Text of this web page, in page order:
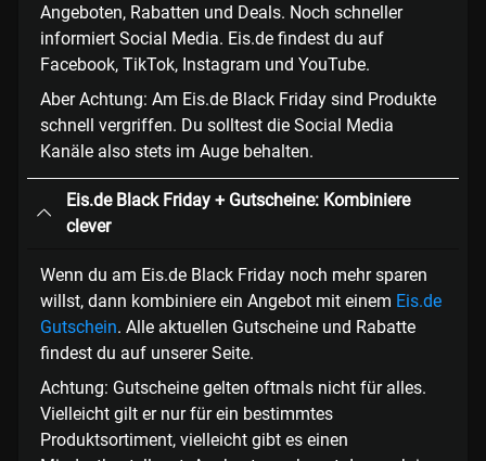
Angeboten, Rabatten und Deals. Noch schneller
informiert Social Media. Eis.de findest du auf
Facebook, TikTok, Instagram und YouTube.
Aber Achtung: Am Eis.de Black Friday sind Produkte
schnell vergriffen. Du solltest die Social Media
Kanäle also stets im Auge behalten.
Eis.de Black Friday + Gutscheine: Kombiniere
clever
Wenn du am Eis.de Black Friday noch mehr sparen
willst, dann kombiniere ein Angebot mit einem Eis.de
Gutschein. Alle aktuellen Gutscheine und Rabatte
findest du auf unserer Seite.
Achtung: Gutscheine gelten oftmals nicht für alles.
Vielleicht gilt er nur für ein bestimmtes
Produktsortiment, vielleicht gibt es einen